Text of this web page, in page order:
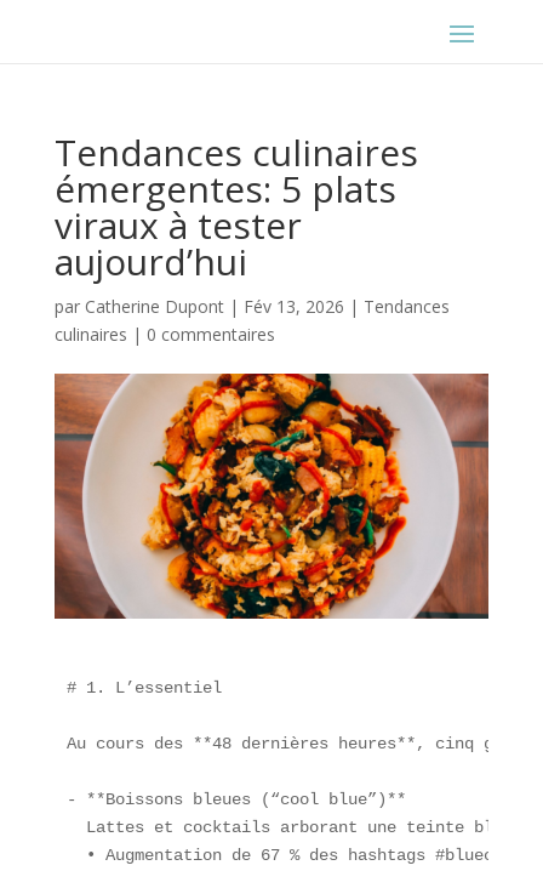
Tendances culinaires
émergentes: 5 plats
viraux à tester
aujourd’hui
par Catherine Dupont| Fév 13, 2026 | Tendances
culinaires | 0 commentaires
# 1. L’essentiel
Au cours des **48 dernières heures**, cinq
- **Boissons bleues (“cool blue”)**
Lattes et cocktails arborant une teinte bleu
• Augmentation de 67 % des hashtags